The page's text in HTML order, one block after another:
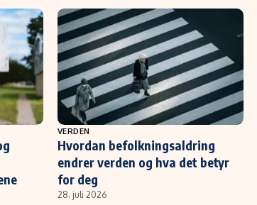
VERDEN
Hvordan befolkningsaldring
endrer verden og hva det betyr
for deg
28. juli 2026